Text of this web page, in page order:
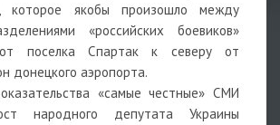
которое якобы произошло между
«российских боевиков»
поселка Спартак к северу от
донецкого аэропорта.
«самые честные» СМИ
народного депутата Украины